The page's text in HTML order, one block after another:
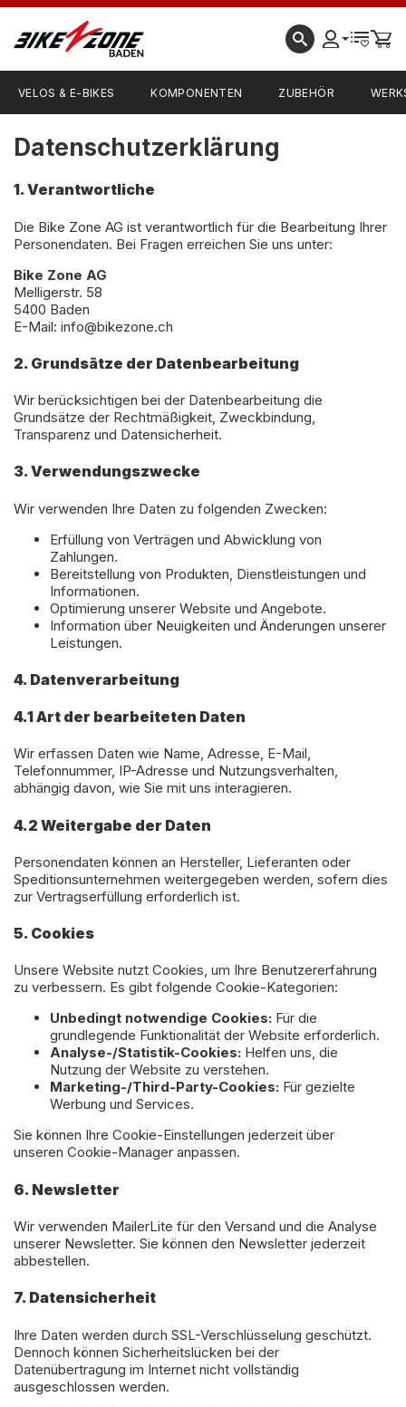
VELOS & E-BIKES KOMPONENTEN ZUBEHÖR
Datenschutzerklärung
1. Verantwortliche
Die Bike Zone AG ist verantwortlich für die Bearbeitung Ihrer
Personendaten. Bei Fragen erreichen Sie uns unter:
Bike Zone AG
Melligerstr. 58
5400 Baden
E-Mail: info@bikezone.ch
2. Grundsätze der Datenbearbeitung
Wir berücksichtigen bei der Datenbearbeitung die
Grundsätze der Rechtmäßigkeit, Zweckbindung,
Transparenz und Datensicherheit.
3. Verwendungszwecke
Wir verwenden Ihre Daten zu folgenden Zwecken:
Erfüllung von Verträgen und Abwicklung von
Zahlungen.
Bereitstellung von Produkten, Dienstleistungen und
Informationen.
Optimierung unserer Website und Angebote.
Information über Neuigkeiten und Änderungen unserer
Leistungen.
4. Datenverarbeitung
4.1 Art der bearbeiteten Daten
Wir erfassen Daten wie Name, Adresse, E-Mail,
Telefonnummer, IP-Adresse und Nutzungsverhalten,
abhängig davon, wie Sie mit uns interagieren.
4.2 Weitergabe der Daten
Personendaten können an Hersteller, Lieferanten oder
Speditionsunternehmen weitergegeben werden, sofern dies
zur Vertragserfüllung erforderlich ist.
5. Cookies
Unsere Website nutzt Cookies, um Ihre Benutzererfahrung
zu verbessern. Es gibt folgende Cookie-Kategorien:
Unbedingt notwendige Cookies: Für die
grundlegende Funktionalität der Website erforderlich.
Analyse-/Statistik-Cookies: Helfen uns, die
Nutzung der Website zu verstehen.
Marketing-/Third-Party-Cookies: Für gezielte
Werbung und Services.
Sie können Ihre Cookie-Einstellungen jederzeit über
unseren Cookie-Manager anpassen.
6. Newsletter
Wir verwenden MailerLite für den Versand und die Analyse
unserer Newsletter. Sie können den Newsletter jederzeit
abbestellen.
7. Datensicherheit
Ihre Daten werden durch SSL-Verschlüsselung geschützt.
Dennoch können Sicherheitslücken bei der
Datenübertragung im Internet nicht vollständig
ausgeschlossen werden.